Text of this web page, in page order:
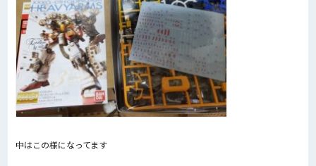
中はこの様になってます